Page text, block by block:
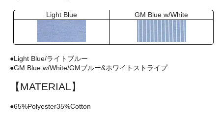
Light Blue GM Blue w/White
●Light Blue/ライトブルー
●GM Blue w/White/GMブルー&ホワイトストライプ
【MATERIAL】
●65%Polyester35%Cotton